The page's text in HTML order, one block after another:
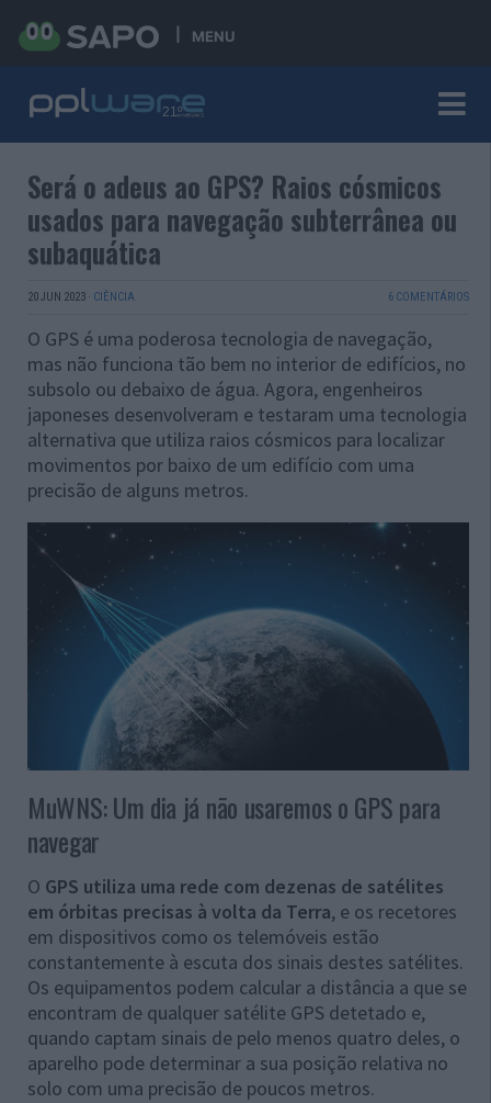
MENU
Será o adeus ao GPS? Raios cósmicos
usados para navegação subterrânea ou
subaquática
20 JUN 2023 · CIÊNCIA 6 COMENTÁRIOS
O GPS é uma poderosa tecnologia de navegação,
mas não funciona tão bem no interior de edifícios, no
subsolo ou debaixo de água. Agora, engenheiros
japoneses desenvolveram e testaram uma tecnologia
alternativa que utiliza raios cósmicos para localizar
movimentos por baixo de um edifício com uma
precisão de alguns metros.
MuWNS: Um dia já não usaremos o GPS para
navegar
O GPS utiliza uma rede com dezenas de satélites
em órbitas precisas à volta da Terra, e os recetores
em dispositivos como os telemóveis estão
constantemente à escuta dos sinais destes satélites.
Os equipamentos podem calcular a distância a que se
encontram de qualquer satélite GPS detetado e,
quando captam sinais de pelo menos quatro deles, o
aparelho pode determinar a sua posição relativa no
solo com uma precisão de poucos metros.